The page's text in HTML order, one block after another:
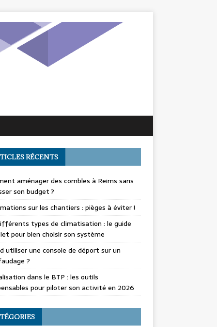
RÉCENTS
aménager des combles à Reims sans
son budget ?
sur les chantiers : pièges à éviter !
types de climatisation : le guide
pour bien choisir son système
utiliser une console de déport sur un
?
dans le BTP : les outils
pour piloter son activité en 2026